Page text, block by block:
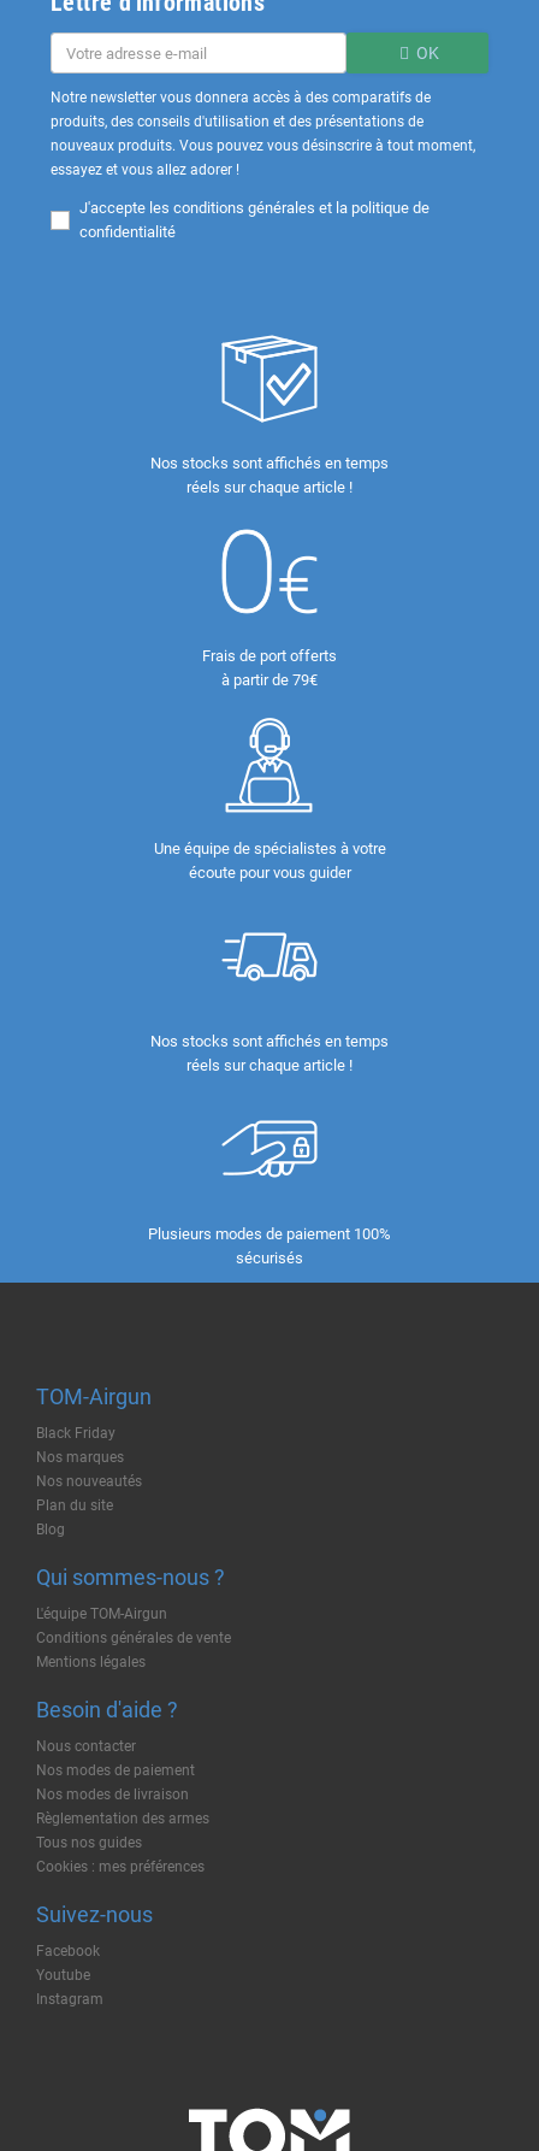
OK
Notre newsletter vous donnera accès à des comparatifs de
produits, des conseils d'utilisation et des présentations de
nouveaux produits. Vous pouvez vous désinscrire à tout moment,
essayez et vous allez adorer !
J'accepte les conditions générales et la politique de
confidentialité
Nos stocks sont affichés en temps
réels sur chaque article !
Frais de port offerts
à partir de 79€
Une équipe de spécialistes à votre
écoute pour vous guider
Nos stocks sont affichés en temps
réels sur chaque article !
Plusieurs modes de paiement 100%
sécurisés
TOM-Airgun
Black Friday
Nos marques
Nos nouveautés
Plan du site
Blog
Qui sommes-nous ?
L'équipe TOM-Airgun
Conditions générales de vente
Mentions légales
Besoin d'aide ?
Nous contacter
Nos modes de paiement
Nos modes de livraison
Règlementation des armes
Tous nos guides
Cookies : mes préférences
Suivez-nous
Facebook
Youtube
Instagram